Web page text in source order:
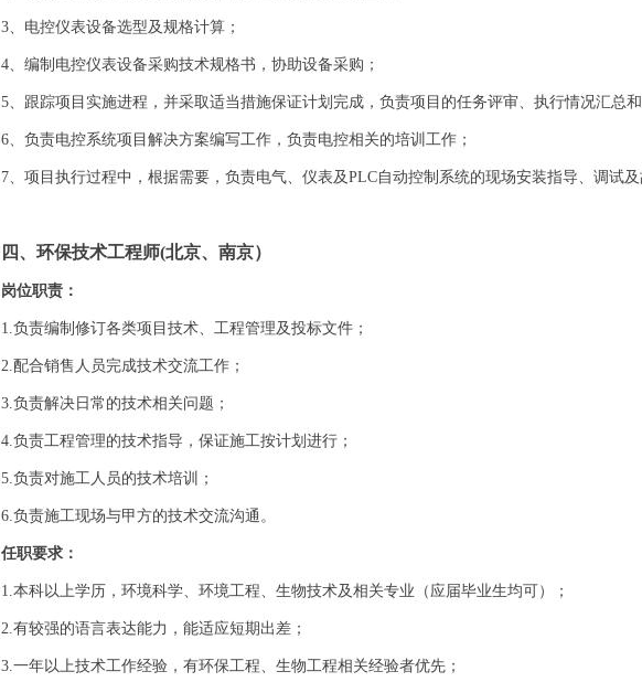
3、电控仪表设备选型及规格计算；
4、编制电控仪表设备采购技术规格书，协助设备采购；
5、跟踪项目实施进程，并采取适当措施保证计划完成，负责项目的任务评审、执行情况汇总和
6、负责电控系统项目解决方案编写工作，负责电控相关的培训工作；
7、项目执行过程中，根据需要，负责电气、仪表及PLC自动控制系统的现场安装指导、调试及
四、环保技术工程师(北京、南京）
岗位职责：
1.负责编制修订各类项目技术、工程管理及投标文件；
2.配合销售人员完成技术交流工作；
3.负责解决日常的技术相关问题；
4.负责工程管理的技术指导，保证施工按计划进行；
5.负责对施工人员的技术培训；
6.负责施工现场与甲方的技术交流沟通。
任职要求：
1.本科以上学历，环境科学、环境工程、生物技术及相关专业（应届毕业生均可）；
2.有较强的语言表达能力，能适应短期出差；
3.一年以上技术工作经验，有环保工程、生物工程相关经验者优先；